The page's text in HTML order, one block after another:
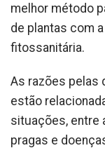
melhor método
de plantas com
fitossanitária.
As razões pelas
estão
situações, entre
pragas e